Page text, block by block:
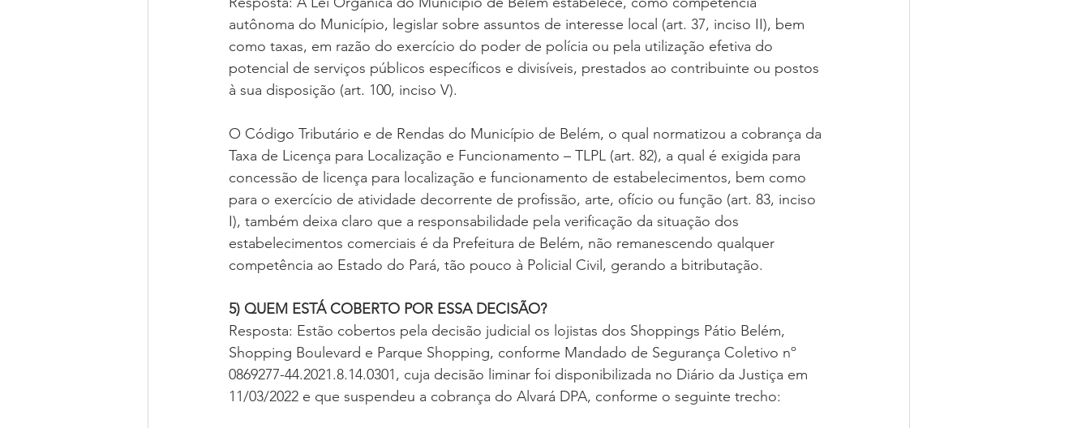
autônoma do Município, legislar sobre assuntos de interesse local (art. 37, inciso II), bem
como taxas, em razão do exercício do poder de polícia ou pela utilização efetiva do
potencial de serviços públicos específicos e divisíveis, prestados ao contribuinte ou postos
à sua disposição (art. 100, inciso V).
O Código Tributário e de Rendas do Município de Belém, o qual normatizou a cobrança da
Taxa de Licença para Localização e Funcionamento – TLPL (art. 82), a qual é exigida para
concessão de licença para localização e funcionamento de estabelecimentos, bem como
para o exercício de atividade decorrente de profissão, arte, ofício ou função (art. 83, inciso
I), também deixa claro que a responsabilidade pela verificação da situação dos
estabelecimentos comerciais é da Prefeitura de Belém, não remanescendo qualquer
competência ao Estado do Pará, tão pouco à Policial Civil, gerando a bitributação.
5) QUEM ESTÁ COBERTO POR ESSA DECISÃO?
Resposta: Estão cobertos pela decisão judicial os lojistas dos Shoppings Pátio Belém,
Shopping Boulevard e Parque Shopping, conforme Mandado de Segurança Coletivo nº
0869277-44.2021.8.14.0301, cuja decisão liminar foi disponibilizada no Diário da Justiça em
11/03/2022 e que suspendeu a cobrança do Alvará DPA, conforme o seguinte trecho: